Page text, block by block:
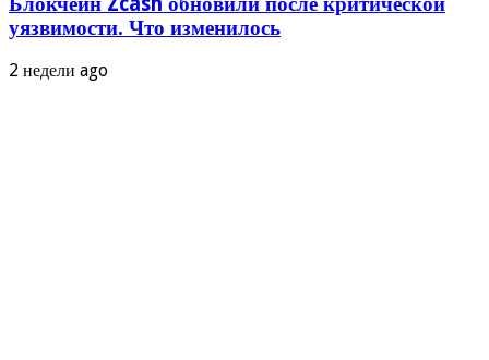
уязвимости. Что изменилось
2 недели ago